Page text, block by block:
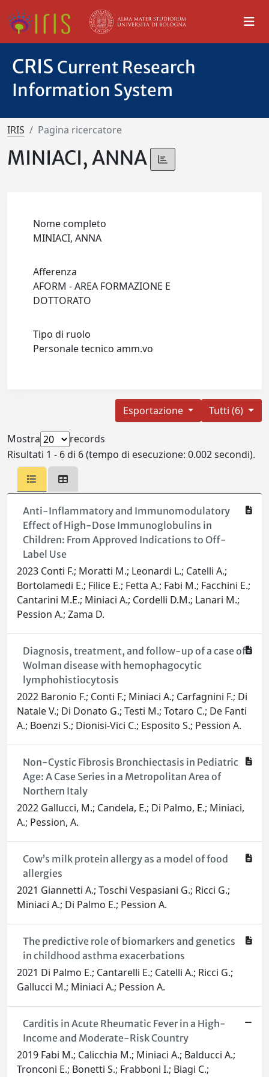
CRIS Current Research
Information System
IRIS Pagina ricercatore
MINIACI, ANNA
Nome completo
MINIACI, ANNA
Afferenza
AFORM - AREA FORMAZIONE E
DOTTORATO
Tipo di ruolo
Personale tecnico amm.vo
Tutti (6)
Esportazione
Mostra
records
Risultati 1 - 6 di 6 (tempo di esecuzione: 0.002 secondi).
Anti-Inflammatory and Immunomodulatory
Effect of High-Dose Immunoglobulins in
Children: From Approved Indications to Off-
Label Use
2023 Conti F.; Moratti M.; Leonardi L.; Catelli A.;
Bortolamedi E.; Filice E.; Fetta A.; Fabi M.; Facchini E.;
Cantarini M.E.; Miniaci A.; Cordelli D.M.; Lanari M.;
Pession A.; Zama D.
Diagnosis, treatment, and follow-up of a case of
Wolman disease with hemophagocytic
lymphohistiocytosis
2022 Baronio F.; Conti F.; Miniaci A.; Carfagnini F.; Di
Natale V.; Di Donato G.; Testi M.; Totaro C.; De Fanti
A.; Boenzi S.; Dionisi-Vici C.; Esposito S.; Pession A.
Non-Cystic Fibrosis Bronchiectasis in Pediatric
Age: A Case Series in a Metropolitan Area of
Northern Italy
2022 Gallucci, M.; Candela, E.; Di Palmo, E.; Miniaci,
A.; Pession, A.
Cow’s milk protein allergy as a model of food
allergies
2021 Giannetti A.; Toschi Vespasiani G.; Ricci G.;
Miniaci A.; Di Palmo E.; Pession A.
The predictive role of biomarkers and genetics
in childhood asthma exacerbations
2021 Di Palmo E.; Cantarelli E.; Catelli A.; Ricci G.;
Gallucci M.; Miniaci A.; Pession A.
Carditis in Acute Rheumatic Fever in a High-
Income and Moderate-Risk Country
2019 Fabi M.; Calicchia M.; Miniaci A.; Balducci A.;
Tronconi E.; Bonetti S.; Frabboni I.; Biagi C.;